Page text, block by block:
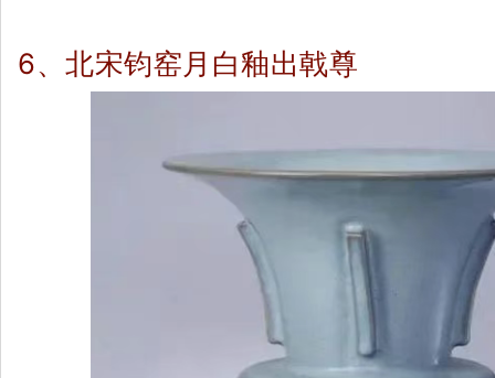
6、北宋钧窑月白釉出戟尊